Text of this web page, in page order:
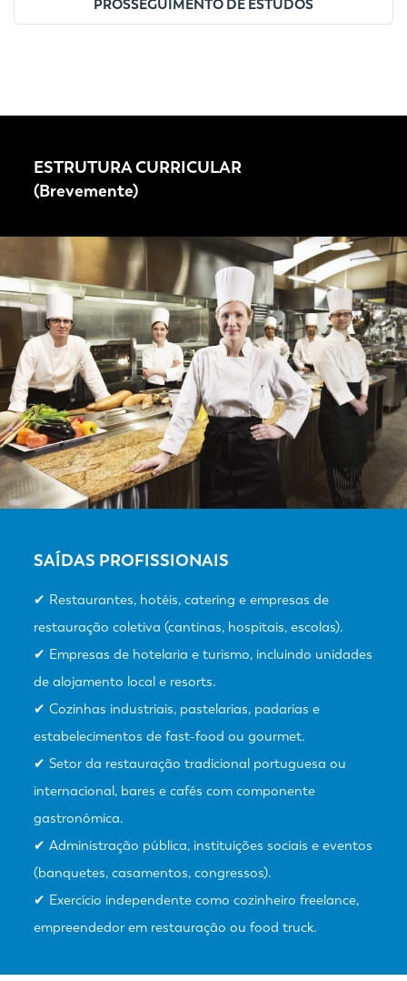
PROSSEGUIMENTO DE ESTUDOS
ESTRUTURA CURRICULAR
(Brevemente)
SAÍDAS PROFISSIONAIS
✔ Restaurantes, hotéis, catering e empresas de
restauração coletiva (cantinas, hospitais, escolas).
✔ Empresas de hotelaria e turismo, incluindo unidades
de alojamento local e resorts.
✔ Cozinhas industriais, pastelarias, padarias e
estabelecimentos de fast-food ou gourmet.
✔ Setor da restauração tradicional portuguesa ou
internacional, bares e cafés com componente
gastronómica.
✔ Administração pública, instituições sociais e eventos
(banquetes, casamentos, congressos).
✔ Exercício independente como cozinheiro freelance,
empreendedor em restauração ou food truck.